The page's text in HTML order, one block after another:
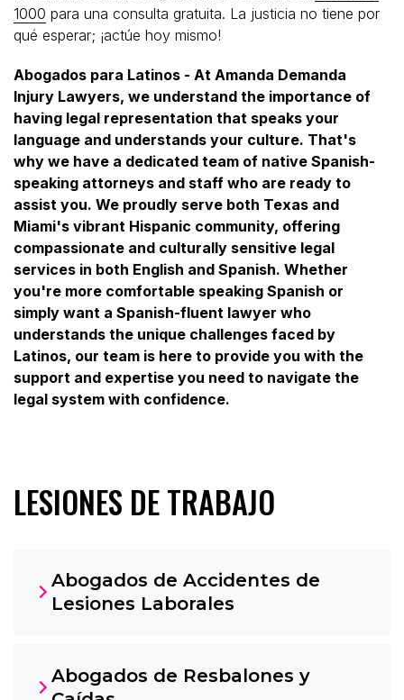
1000 para una consulta gratuita. La justicia no tiene por
qué esperar; ¡actúe hoy mismo!
Abogados para Latinos - At Amanda Demanda
Injury Lawyers, we understand the importance of
having legal representation that speaks your
language and understands your culture. That's
why we have a dedicated team of native Spanish-
speaking attorneys and staff who are ready to
assist you. We proudly serve both Texas and
Miami's vibrant Hispanic community, offering
compassionate and culturally sensitive legal
services in both English and Spanish. Whether
you're more comfortable speaking Spanish or
simply want a Spanish-fluent lawyer who
understands the unique challenges faced by
Latinos, our team is here to provide you with the
support and expertise you need to navigate the
legal system with confidence.
LESIONES DE TRABAJO
Abogados de Accidentes de
Lesiones Laborales
Abogados de Resbalones y